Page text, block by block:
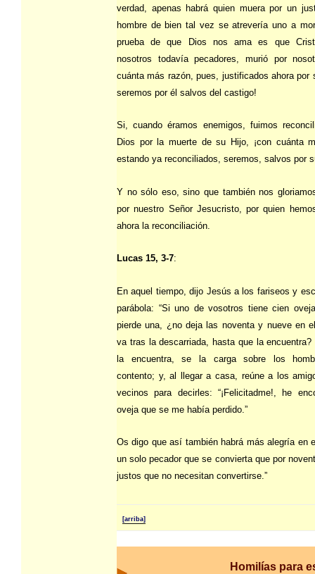
verdad, apenas habrá quien muera por un
hombre de bien tal vez se atrevería uno a
prueba de que Dios nos ama es que
nosotros todavía pecadores, murió por
cuánta más razón, pues, justificados ahora por
seremos por él salvos del castigo!
Si, cuando éramos enemigos, fuimos
Dios por la muerte de su Hijo, ¡con cuánta
estando ya reconciliados, seremos, salvos por
Y no sólo eso, sino que también nos
por nuestro Señor Jesucristo, por quien
ahora la reconciliación.
Lucas 15, 3-7:
En aquel tiempo, dijo Jesús a los fariseos y
parábola: “Si uno de vosotros tiene cien
pierde una, ¿no deja las noventa y nueve en
va tras la descarriada, hasta que la encuentra?
la encuentra, se la carga sobre los
contento; y, al llegar a casa, reúne a los
vecinos para decirles: “¡Felicitadme!, he
oveja que se me había perdido.”
Os digo que así también habrá más alegría en
un solo pecador que se convierta que por
justos que no necesitan convertirse.”
[arriba]
Homilías para